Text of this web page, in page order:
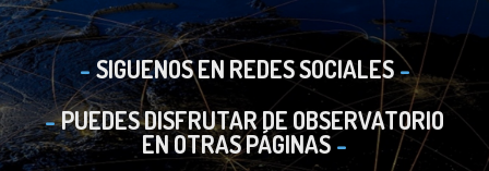
SIGUENOS EN REDES SOCIALES
PUEDES DISFRUTAR DE OBSERVATORIO
EN OTRAS PÁGINAS